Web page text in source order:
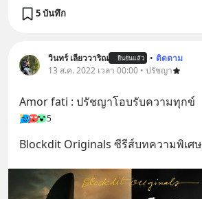
5 บันทึก
วินทร์ เลียววาริณ ยืนยันแล้ว • ติดตาม
13 ส.ค. 2022 เวลา 00:00 • ปรัชญา
Amor fati : ปรัชญาโอบรับความทุกข์
5
Blockdit Originals ซีรีส์บทความพิเศษ